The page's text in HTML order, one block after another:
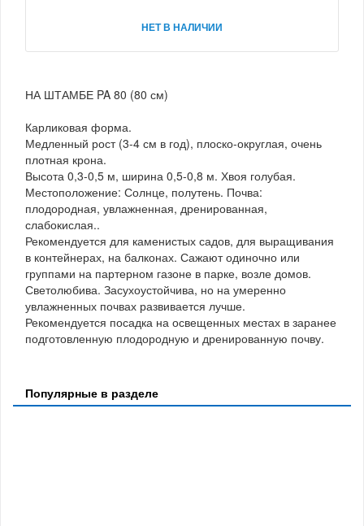
НЕТ В НАЛИЧИИ
НА ШТАМБЕ PA 80 (80 см)
Карликовая форма.
Медленный рост (3-4 см в год), плоско-округлая, очень
плотная крона.
Высота 0,3-0,5 м, ширина 0,5-0,8 м. Хвоя голубая.
Местоположение: Солнце, полутень. Почва:
плодородная, увлажненная, дренированная,
слабокислая..
Рекомендуется для каменистых садов, для выращивания
в контейнерах, на балконах. Сажают одиночно или
группами на партерном газоне в парке, возле домов.
Светолюбива. Засухоустойчива, но на умеренно
увлажненных почвах развивается лучше.
Рекомендуется посадка на освещенных местах в заранее
подготовленную плодородную и дренированную почву.
Популярные в разделе